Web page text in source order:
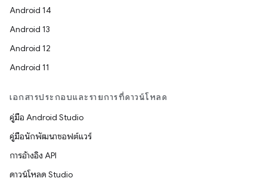
Android 14
Android 13
Android 12
Android 11
เอกสารประกอบและรายการที่ดาวน์โหลด
คู่มือ Android Studio
คู่มือนักพัฒนาซอฟต์แวร์
การอ้างอิง API
ดาวน์โหลด Studio